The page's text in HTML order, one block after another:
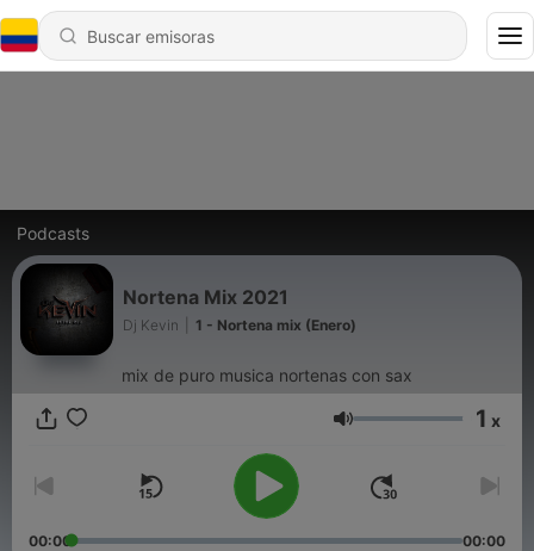
Podcasts
Nortena Mix 2021
Dj Kevin 1 - Nortena mix (Enero)
mix de puro musica nortenas con sax
Volumen 1 x
00:00 00:00